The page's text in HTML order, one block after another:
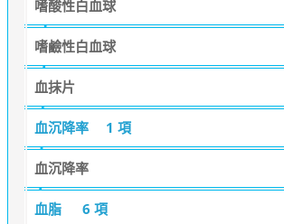
嗜酸性白血球
嗜鹼性白血球
血抹片
血沉降率 1 項
血沉降率
血脂 6 項